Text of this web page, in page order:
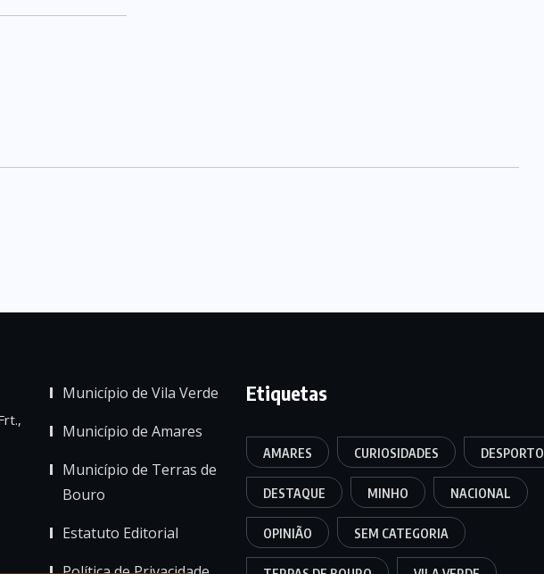
Município de Vila Verde
Município de Amares
Município de Terras de
Bouro
Estatuto Editorial
Etiquetas
AMARES CURIOSIDADES DESPORTO
DESTAQUE MINHO NACIONAL
OPINIÃO SEM CATEGORIA